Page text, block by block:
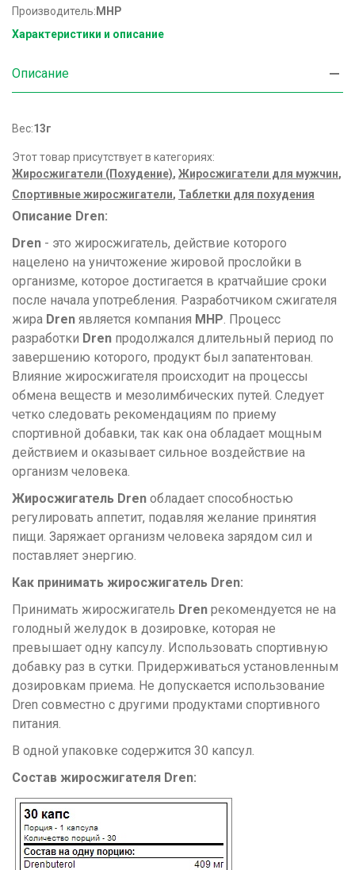
Производитель: MHP
Характеристики и описание
Описание
Вес:13г
Этот товар присутствует в категориях:
Жиросжигатели (Похудение), Жиросжигатели для мужчин,
Спортивные жиросжигатели, Таблетки для похудения
Описание Dren:
Dren - это жиросжигатель, действие которого
нацелено на уничтожение жировой прослойки в
организме, которое достигается в кратчайшие сроки
после начала употребления. Разработчиком сжигателя
жира Dren является компания МНР . Процесс
разработки Dren продолжался длительный период по
завершению которого, продукт был запатентован.
Влияние жиросжигателя происходит на процессы
обмена веществ и мезолимбических путей. Следует
четко следовать рекомендациям по приему
спортивной добавки, так как она обладает мощным
действием и оказывает сильное воздействие на
организм человека.
Жиросжигатель Dren обладает способностью
регулировать аппетит, подавляя желание принятия
пищи. Заряжает организм человека зарядом сил и
поставляет энергию.
Как принимать жиросжигатель Dren:
Принимать жиросжигатель Dren рекомендуется не на
голодный желудок в дозировке, которая не
превышает одну капсулу. Использовать спортивную
добавку раз в сутки. Придерживаться установленным
дозировкам приема. Не допускается использование
Dren совместно с другими продуктами спортивного
питания.
В одной упаковке содержится 30 капсул.
Состав жиросжигателя Dren: